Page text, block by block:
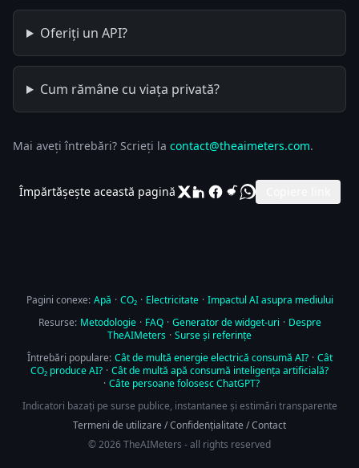
Oferiți un API?
Cum rămâne cu viața privată?
Mai aveți întrebări? Scrieți la contact@theaimeters.com.
Împărtășește această pagină
Pagini conexe: Apă · CO₂ · Electricitate · Impactul AI asupra mediului
Resurse: Metodologie · FAQ · Generator de widget-uri · Despre
TheAIMeters · Surse și referințe
Întrebări populare: Cât de multă energie electrică consumă AI? · Cât
CO₂ produce AI? · Cât de multă apă consumă inteligența artificială?
· Câte persoane folosesc ChatGPT?
Indicatori bazați pe surse publice, instantanee și estimări transparente
Termeni de utilizare /Confidențialitate /Contact
© 2026 TheAIMeters - all rights reserved